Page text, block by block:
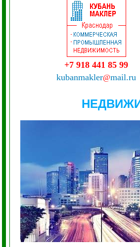
+7 918 441 85 99
kubanmakler@mail.ru